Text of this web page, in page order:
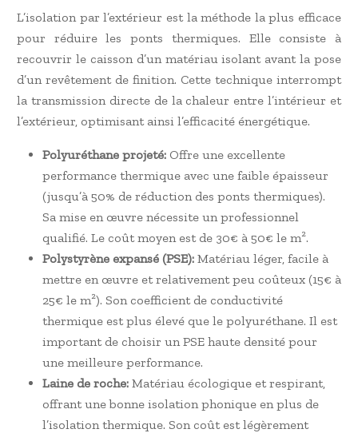
L’isolation par l’extérieur est la méthode la plus efficace
pour réduire les ponts thermiques. Elle consiste à
recouvrir le caisson d’un matériau isolant avant la pose
d’un revêtement de finition. Cette technique interrompt
la transmission directe de la chaleur entre l’intérieur et
l’extérieur, optimisant ainsi l’efficacité énergétique.
Polyuréthane projeté: Offre une excellente
performance thermique avec une faible épaisseur
(jusqu’à 50% de réduction des ponts thermiques).
Sa mise en œuvre nécessite un professionnel
qualifié. Le coût moyen est de 30€ à 50€ le m².
Polystyrène expansé (PSE): Matériau léger, facile à
mettre en œuvre et relativement peu coûteux (15€ à
25€ le m²). Son coefficient de conductivité
thermique est plus élevé que le polyuréthane. Il est
important de choisir un PSE haute densité pour
une meilleure performance.
Laine de roche: Matériau écologique et respirant,
offrant une bonne isolation phonique en plus de
l’isolation thermique. Son coût est légèrement